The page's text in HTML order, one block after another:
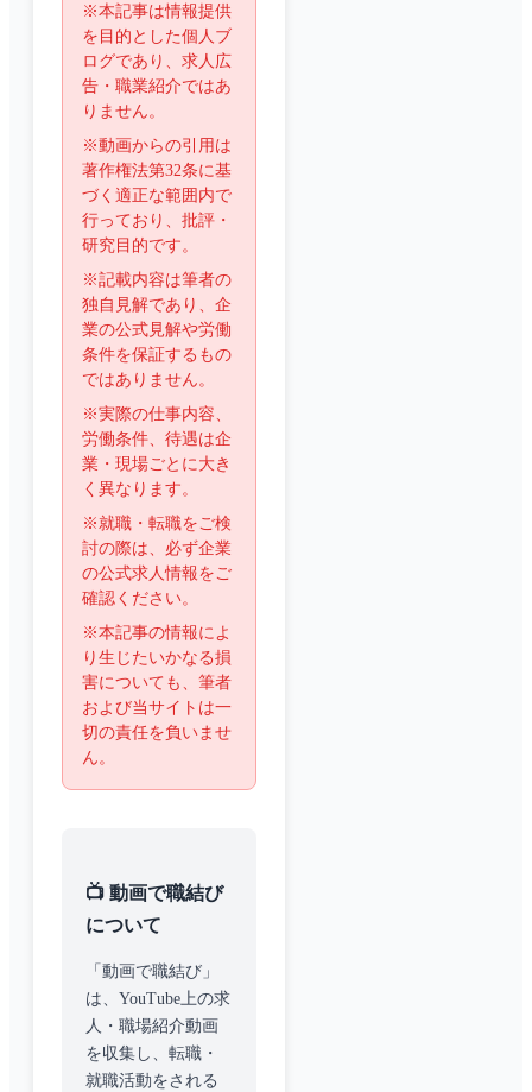
※本記事は情報提供
を目的とした個人ブ
ログであり、求人広
告・職業紹介ではあ
りません。
※動画からの引用は
著作権法第32条に基
づく適正な範囲内で
行っており、批評・
研究目的です。
※記載内容は筆者の
独自見解であり、企
業の公式見解や労働
条件を保証するもの
ではありません。
※実際の仕事内容、
労働条件、待遇は企
業・現場ごとに大き
く異なります。
※就職・転職をご検
討の際は、必ず企業
の公式求人情報をご
確認ください。
※本記事の情報によ
り生じたいかなる損
害についても、筆者
および当サイトは一
切の責任を負いませ
ん。
📺 動画で職結び
について
「動画で職結び」
は、YouTube上の求
人・職場紹介動画
を収集し、転職・
就職活動をされる